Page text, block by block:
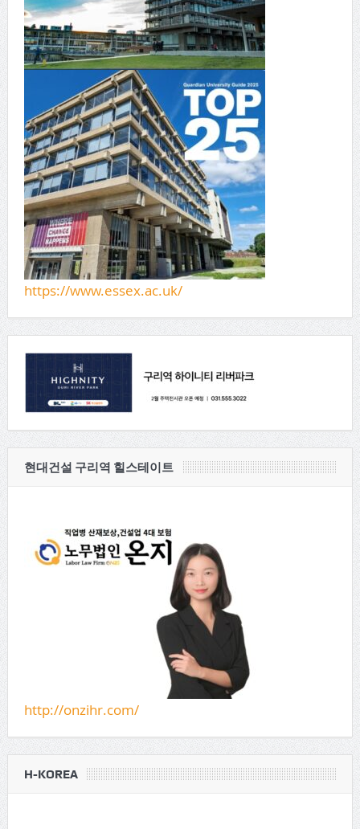
https://www.essex.ac.uk/
현대건설 구리역 힐스테이트
http://onzihr.com/
H-KOREA